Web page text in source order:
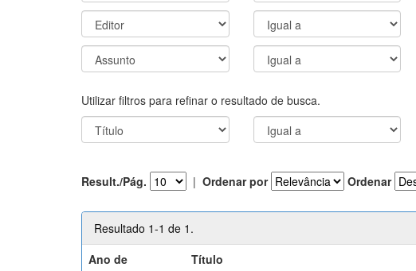
Utilizar filtros para refinar o resultado de busca.
Result./Pág. | Ordenar por Ordenar
Resultado 1-1 de 1.
Ano de
Título